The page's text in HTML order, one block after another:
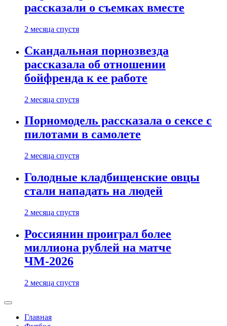
рассказали о съемках вместе
2 месяца спустя
Скандальная порнозвезда
рассказала об отношении
бойфренда к ее работе
2 месяца спустя
Порномодель рассказала о сексе с
пилотами в самолете
2 месяца спустя
Голодные кладбищенские овцы
стали нападать на людей
2 месяца спустя
Россиянин проиграл более
миллиона рублей на матче
ЧМ-2026
2 месяца спустя
Главная